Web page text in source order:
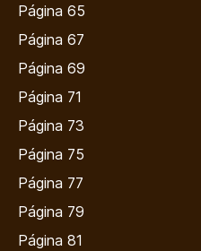
Página 65
Página 67
Página 69
Página 71
Página 73
Página 75
Página 77
Página 79
Página 81